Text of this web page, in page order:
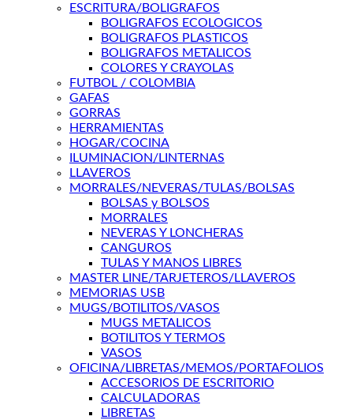
ESCRITURA/BOLIGRAFOS
BOLIGRAFOS ECOLOGICOS
BOLIGRAFOS PLASTICOS
BOLIGRAFOS METALICOS
COLORES Y CRAYOLAS
FUTBOL / COLOMBIA
GAFAS
GORRAS
HERRAMIENTAS
HOGAR/COCINA
ILUMINACION/LINTERNAS
LLAVEROS
MORRALES/NEVERAS/TULAS/BOLSAS
BOLSAS y BOLSOS
MORRALES
NEVERAS Y LONCHERAS
CANGUROS
TULAS Y MANOS LIBRES
MASTER LINE/TARJETEROS/LLAVEROS
MEMORIAS USB
MUGS/BOTILITOS/VASOS
MUGS METALICOS
BOTILITOS Y TERMOS
VASOS
OFICINA/LIBRETAS/MEMOS/PORTAFOLIOS
ACCESORIOS DE ESCRITORIO
CALCULADORAS
LIBRETAS